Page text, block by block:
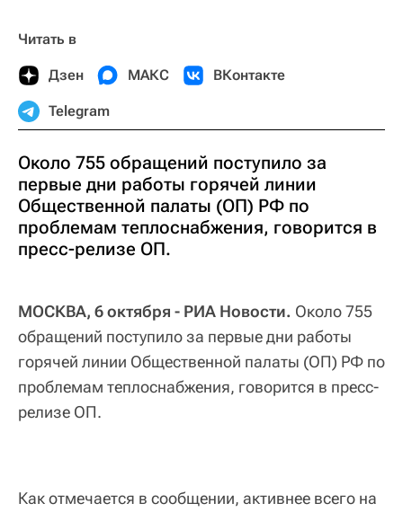
Читать в
Дзен МАКС ВКонтакте
Telegram
Около 755 обращений поступило за
первые дни работы горячей линии
Общественной палаты (ОП) РФ по
проблемам теплоснабжения, говорится в
пресс-релизе ОП.
МОСКВА, 6 октября - РИА Новости. Около 755
обращений поступило за первые дни работы
горячей линии Общественной палаты (ОП) РФ по
проблемам теплоснабжения, говорится в пресс-
релизе ОП.
Как отмечается в сообщении, активнее всего на